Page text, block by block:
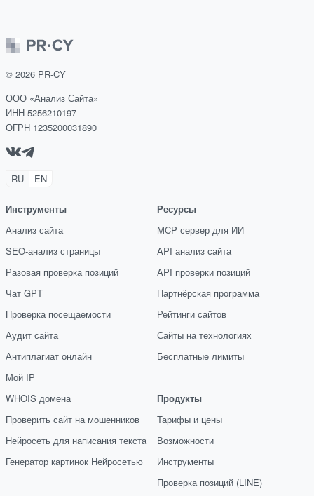
© 2026 PR-CY
ООО «Анализ Сайта»
ИНН 5256210197
ОГРН 1235200031890
RU EN
Инструменты
Анализ сайта
SEO-анализ страницы
Разовая проверка позиций
Чат GPT
Проверка посещаемости
Аудит сайта
Антиплагиат онлайн
Мой IP
WHOIS домена
Проверить сайт на мошенников
Нейросеть для написания текста
Генератор картинок Нейросетью
Ресурсы
MCP сервер для ИИ
API анализ сайта
API проверки позиций
Партнёрская программа
Рейтинги сайтов
Сайты на технологиях
Бесплатные лимиты
Продукты
Тарифы и цены
Возможности
Инструменты
Проверка позиций (LINE)